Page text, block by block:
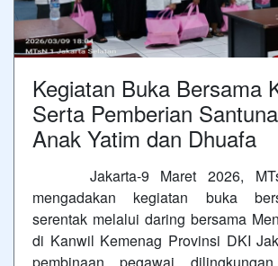
Kegiatan Buka Bersama
Serta Pemberian
Anak Yatim dan Dhuafa
Jakarta-9 Maret 2026,
mengadakan kegiatan buka
serentak melalui daring bersama
di Kanwil Kemenag Provinsi DKI
pembinaan pegawai